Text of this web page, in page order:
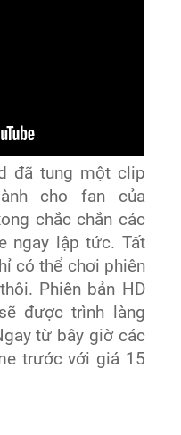
đã tung một clip
cho fan của
chắc chắn các
ngay lập tức. Tất
có thể chơi phiên
Phiên bản HD
sẽ được trình làng
từ bây giờ các
trước với giá 15